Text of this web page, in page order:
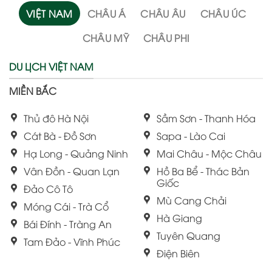
VIỆT NAM CHÂU Á CHÂU ÂU
CHÂU ÚC
CHÂU MỸ
CHÂU PHI
DU LỊCH VIỆT NAM
MIỀN BẮC
Thủ đô Hà Nội
Cát Bà - Đồ Sơn
Hạ Long - Quảng Ninh
Vân Đồn - Quan Lạn
Đảo Cô Tô
Móng Cái - Trà Cổ
Bái Đính - Tràng An
Tam Đảo - Vĩnh Phúc
Sầm Sơn - Thanh Hóa
Sapa - Lào Cai
Mai Châu - Mộc Châu
Hồ Ba Bể - Thác Bản
Giốc
Mù Cang Chải
Hà Giang
Tuyên Quang
Điện Biên